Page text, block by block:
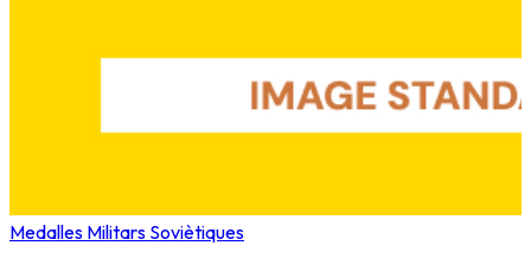
Medalles Militars Soviètiques